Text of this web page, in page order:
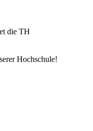
die TH
Hochschule!